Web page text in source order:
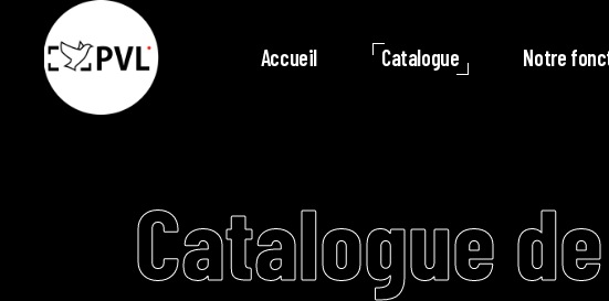
Accueil Catalogue Notre
Catalogue